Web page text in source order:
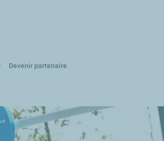
Devenir partenaire